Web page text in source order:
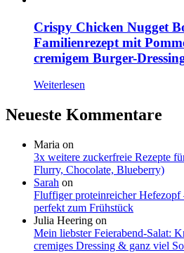
Crispy Chicken Nugget
Familienrezept mit
cremigem Burger-
Weiterlesen
Neueste Kommentare
Maria on
3x weitere zuckerfreie Rezepte
Flurry, Chocolate, Blueberry)
Sarah on
Fluffiger proteinreicher Hefezopf
perfekt zum Frühstück
Julia Heering on
Mein liebster Feierabend-Salat:
cremiges Dressing & ganz viel